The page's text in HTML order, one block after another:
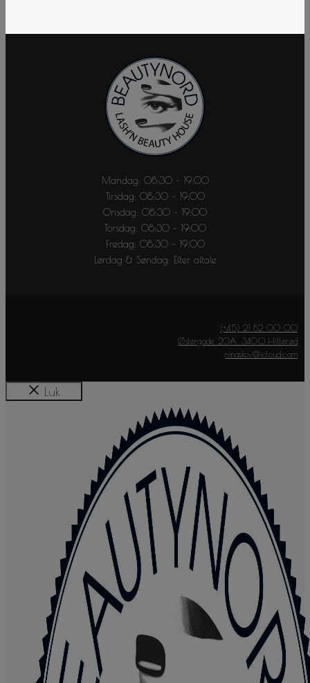
Mandag: 08:30 – 19:00
Tirsdag: 08:30 – 19:00
Onsdag: 08:30 – 19:00
Torsdag: 08:30 – 19:00
Fredag: 08:30 – 19:00
Lørdag & Søndag: Efter aftale
(+45) 21 82 00 00
Østergade 20A, 3400 Hillerød
ninaskov@icloud.com
Luk